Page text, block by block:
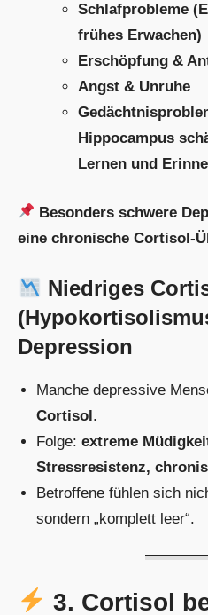
Schlafprobleme
frühes Erwachen)
Erschöpfung &
Angst & Unruhe
Hippocampus
Lernen und
Besonders schwere
eine chronische Cortisol-
Niedriges
Depression
Manche depressive
Cortisol.
Folge:extreme
Stressresistenz,
Betroffene fühlen sich
sondern „komplett leer“.
3. Cortisol